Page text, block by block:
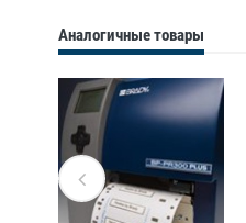
Аналогичные товары